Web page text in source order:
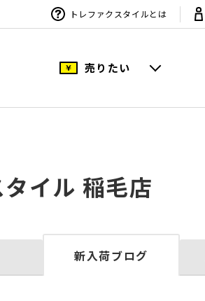
トレファクスタイルとは
売りたい
イル 稲毛店
新入荷ブログ